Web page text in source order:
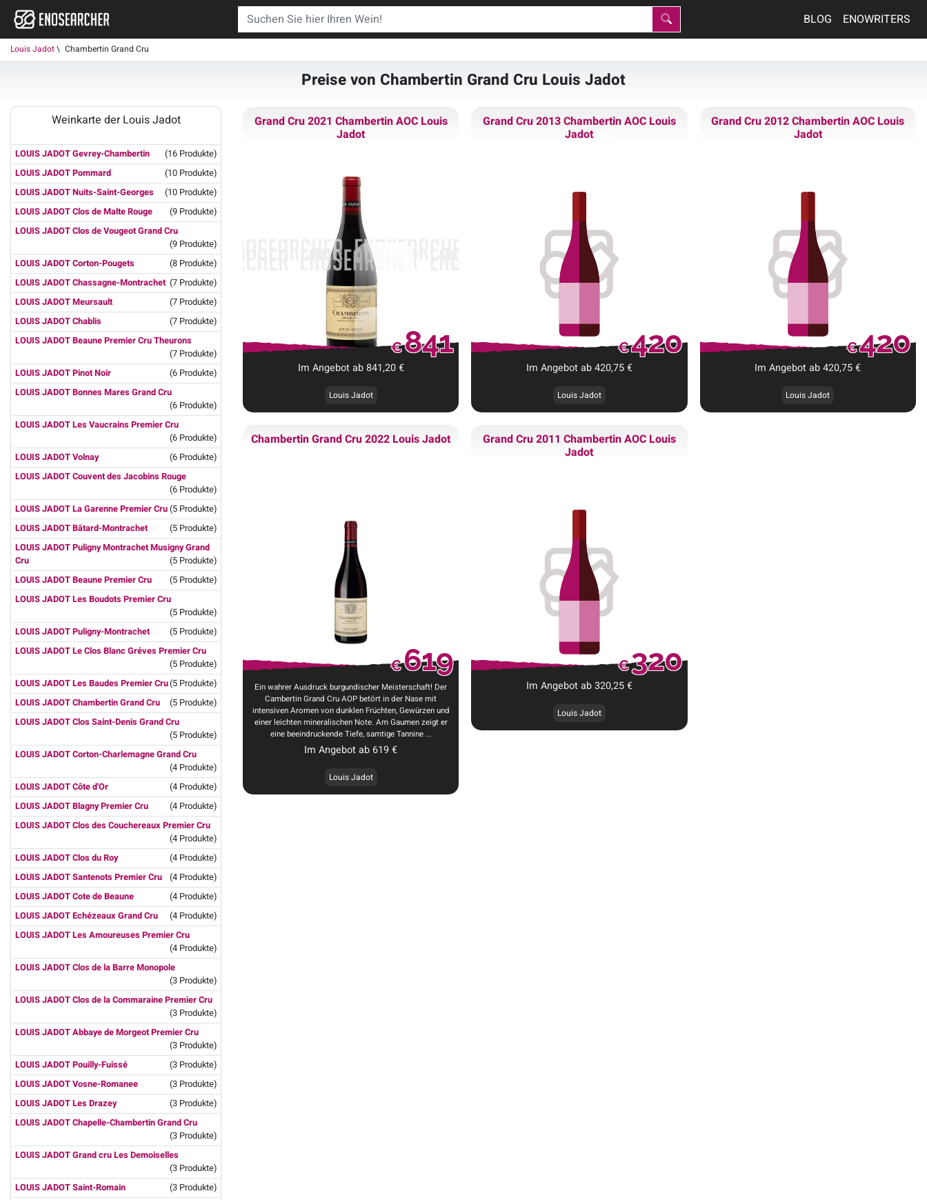
BLOG ENOWRITERS
Louis Jadot Chambertin Grand Cru
Preise von Chambertin Grand Cru Louis Jadot
Grand Cru 2021 Chambertin AOC Louis
Jadot
€841
Im Angebot ab841,20 €
Louis Jadot
Grand Cru 2013 Chambertin AOC Louis
Jadot
€420
Im Angebot ab420,75€
Louis Jadot
Grand Cru 2012 Chambertin AOC Louis
Jadot
€420
Im Angebot ab420,75 €
Louis Jadot
Chambertin Grand Cru 2022 Louis Jadot
Ein wahrer Ausdruck burgundischer Meisterschaft! Der
Cambertin Grand Cru AOP betört in der Nase mit
intensiven Aromen von dunklen Früchten, Gewürzen und
einer leichten mineralischen Note. Am Gaumen zeigt er
eine beeindruckende Tiefe, samtige Tannine ...
€619
Im Angebot ab 619€
Louis Jadot
Grand Cru 2011 Chambertin AOC Louis
Jadot
€320
Im Angebot ab320,25€
Louis Jadot
Weinkarte der Louis Jadot
LOUIS JADOT Gevrey-Chambertin
(16 Produkte)
LOUIS JADOT Pommard
(10 Produkte)
LOUIS JADOT Nuits-Saint-Georges
(10 Produkte)
LOUIS JADOT Clos de Malte Rouge
(9 Produkte)
LOUIS JADOT Clos de Vougeot Grand Cru
(9 Produkte)
LOUIS JADOT Corton-Pougets
(8 Produkte)
LOUIS JADOT Chassagne-Montrachet (7 Produkte)
LOUIS JADOT Meursault
(7 Produkte)
LOUIS JADOT Chablis
(7 Produkte)
LOUIS JADOT Beaune Premier Cru Theurons
(7 Produkte)
LOUIS JADOT Pinot Noir
(6 Produkte)
LOUIS JADOT Bonnes Mares Grand Cru
(6 Produkte)
LOUIS JADOT Les Vaucrains Premier Cru
(6 Produkte)
LOUIS JADOT Volnay
(6 Produkte)
LOUIS JADOT Couvent des Jacobins Rouge
(6 Produkte)
LOUIS JADOT La Garenne Premier Cru(5 Produkte)
LOUIS JADOT Bâtard-Montrachet
(5 Produkte)
LOUIS JADOT Puligny Montrachet Musigny Grand
Cru
(5 Produkte)
LOUIS JADOT Beaune Premier Cru
(5 Produkte)
LOUIS JADOT Les Boudots Premier Cru
(5 Produkte)
LOUIS JADOT Puligny-Montrachet
(5 Produkte)
LOUIS JADOT Le Clos Blanc Gréves Premier Cru
(5 Produkte)
LOUIS JADOT Les Baudes Premier Cru(5 Produkte)
LOUIS JADOT Chambertin Grand Cru
(5 Produkte)
LOUIS JADOT Clos Saint-Denis Grand Cru
(5 Produkte)
LOUIS JADOT Corton-Charlemagne Grand Cru
(4 Produkte)
LOUIS JADOT Côte d'Or
(4 Produkte)
LOUIS JADOT Blagny Premier Cru
(4 Produkte)
LOUIS JADOT Clos des Couchereaux Premier Cru
(4 Produkte)
LOUIS JADOT Clos du Roy
(4 Produkte)
LOUIS JADOT Santenots Premier Cru
(4 Produkte)
LOUIS JADOT Cote de Beaune
(4 Produkte)
LOUIS JADOT Echézeaux Grand Cru
(4 Produkte)
LOUIS JADOT Les Amoureuses Premier Cru
(4 Produkte)
LOUIS JADOT Clos de la Barre Monopole
(3 Produkte)
LOUIS JADOT Clos de la Commaraine Premier Cru
(3 Produkte)
LOUIS JADOT Abbaye de Morgeot Premier Cru
(3 Produkte)
LOUIS JADOT Pouilly-Fuissé
(3 Produkte)
LOUIS JADOT Vosne-Romanee
(3 Produkte)
LOUIS JADOT Les Drazey
(3 Produkte)
LOUIS JADOT Chapelle-Chambertin Grand Cru
(3 Produkte)
LOUIS JADOT Grand cru Les Demoiselles
(3 Produkte)
LOUIS JADOT Saint-Romain
(3 Produkte)